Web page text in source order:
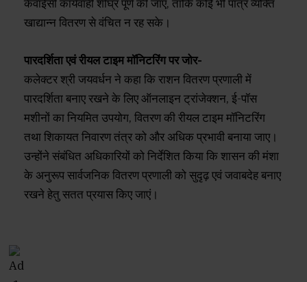
केवाईसी कार्यवाही शीघ्र पूर्ण की जाए, ताकि कोई भी पात्र व्यक्ति
खाद्यान्न वितरण से वंचित न रह सके।
पारदर्शिता एवं रीयल टाइम मॉनिटरिंग पर जोर-
कलेक्टर श्री जयवर्धन ने कहा कि राशन वितरण प्रणाली में
पारदर्शिता बनाए रखने के लिए ऑनलाइन ट्रांजेक्शन, ई-पॉस
मशीनों का नियमित उपयोग, वितरण की रीयल टाइम मॉनिटरिंग
तथा शिकायत निवारण तंत्र को और अधिक प्रभावी बनाया जाए।
उन्होंने संबंधित अधिकारियों को निर्देशित किया कि शासन की मंशा
के अनुरूप सार्वजनिक वितरण प्रणाली को सुदृढ़ एवं जवाबदेह बनाए
रखने हेतु सतत प्रयास किए जाएं।